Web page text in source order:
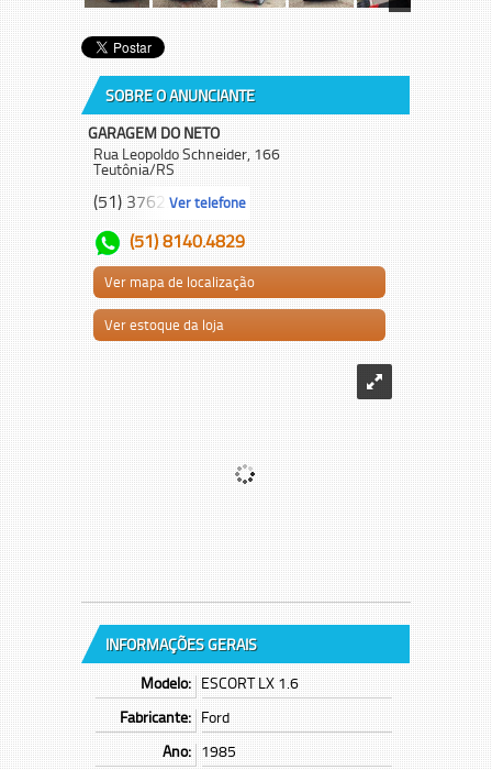
SOBRE O ANUNCIANTE
GARAGEM DO NETO
Rua Leopoldo Schneider, 166
Teutônia/RS
(51) 3762.8...Ver telefone
(51) 8140.4829
Ver mapa de localização
Ver estoque da loja
INFORMAÇÕES GERAIS
Modelo: ESCORT LX 1.6
Fabricante: Ford
Ano: 1985